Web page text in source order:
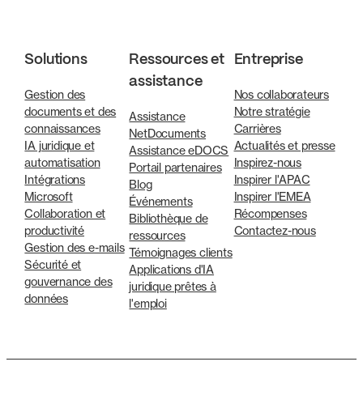
Solutions
Gestion des
documents et des
connaissances
IA juridique et
automatisation
Intégrations
Microsoft
Collaboration et
productivité
Gestion des e-mails
Sécurité et
gouvernance des
données
Ressources et
assistance
Assistance
NetDocuments
Assistance eDOCS
Portail partenaires
Blog
Événements
Bibliothèque de
ressources
Témoignages clients
Applications d'IA
juridique prêtes à
l'emploi
Entreprise
Nos collaborateurs
Notre stratégie
Carrières
Actualités et presse
Inspirez-nous
Inspirer l'APAC
Inspirer l'EMEA
Récompenses
Contactez-nous